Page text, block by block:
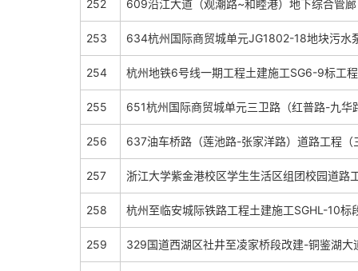
252 609沿江大道（观潮路~和睦港）地下综合管
253 634杭州国际商贸城单元JG1802-18地块污水
254 杭州地铁6号线一期工程土建施工SG6-9标工
255 651杭州国际商贸城单元三卫路（红普路-九华
256 637油车桥路（莲池路-张家洋路）道路工程（
257 浙江大学紫金港校区学生生活区组团校园道路
258 杭州至临安城际铁路工程土建施工SGHL-10标
259 329国道西湖区社井至凌家桥段改建-铜鉴湖大